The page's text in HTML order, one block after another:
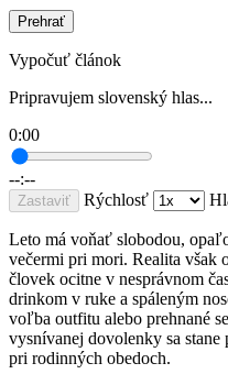
Prehrať
Vypočuť článok
Pripravujem slovenský hlas...
0:00
--:--
Zastaviť Rýchlosť
Leto má voňať slobodou,
večermi pri mori. Realita však
človek ocitne v nesprávnom
drinkom v ruke a spáleným
voľba outfitu alebo prehnané
vysnívanej dovolenky sa stane
pri rodinných obedoch.